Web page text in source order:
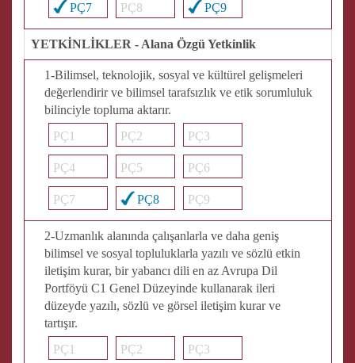
PÇ7 PÇ8 PÇ9
YETKİNLİKLER - Alana Özgü Yetkinlik
1-Bilimsel, teknolojik, sosyal ve kültürel gelişmeleri
değerlendirir ve bilimsel tarafsızlık ve etik sorumluluk
bilinciyle topluma aktarır.
PÇ1
PÇ2 PÇ3
PÇ4 PÇ5 PÇ6
PÇ7 PÇ8 PÇ9
2-Uzmanlık alanında çalışanlarla ve daha geniş
bilimsel ve sosyal topluluklarla yazılı ve sözlü etkin
iletişim kurar, bir yabancı dili en az Avrupa Dil
Portföyü C1 Genel Düzeyinde kullanarak ileri
düzeyde yazılı, sözlü ve görsel iletişim kurar ve
tartışır.
PÇ1
PÇ2 PÇ3